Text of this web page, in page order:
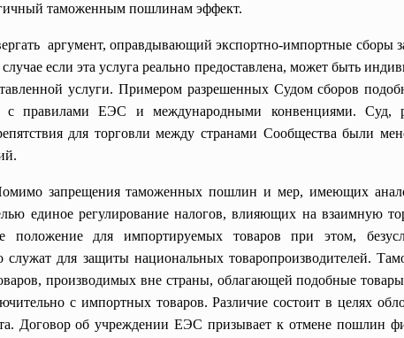
таможенным пошлинам эффект.
аргумент, оправдывающий экспортно-импортные сборы
если эта услуга реально предоставлена, может быть
услуги. Примером разрешенных Судом сборов
с правилами ЕЭС и международными конвенциями. Суд,
для торговли между странами Сообщества были
запрещения таможенных пошлин и мер, имеющих
единое регулирование налогов, влияющих на взаимную
положение для импортируемых товаров при этом,
для защиты национальных товаропроизводителей.
производимых вне страны, облагающей подобные
с импортных товаров. Различие состоит в целях
Договор об учреждении ЕЭС призывает к отмене пошлин